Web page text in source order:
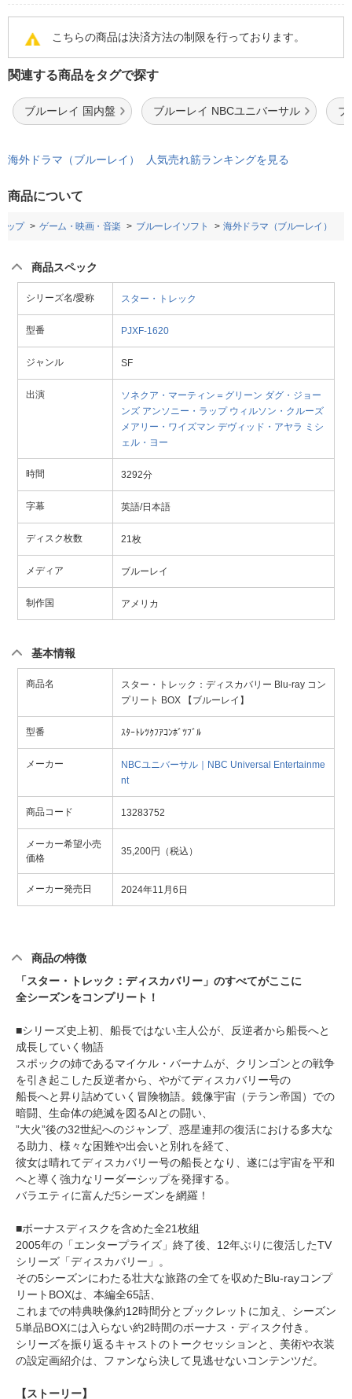
こちらの商品は決済方法の制限を行っております。
関連する商品をタグで探す
ブルーレイ 国内盤 ブルーレイ NBCユニバーサル ブ
海外ドラマ（ブルーレイ） 人気売れ筋ランキングを見る
商品について
ップ ゲーム・映画・音楽 ブルーレイソフト 海外ドラマ（ブルーレイ）
商品スペック
シリーズ名/愛称 スター・トレック
型番 PJXF-1620
ジャンル SF
出演 ソネクア・マーティン＝グリーン ダグ・ジョー
ンズ アンソニー・ラップ ウィルソン・クルーズ
メアリー・ワイズマン デヴィッド・アヤラ ミシ
ェル・ヨー
時間 3292分
字幕 英語/日本語
ディスク枚数 21枚
メディア ブルーレイ
制作国 アメリカ
基本情報
商品名
スター・トレック：ディスカバリー Blu-ray コン
プリート BOX 【ブルーレイ】
型番 ｽﾀｰﾄﾚﾂｸﾌｱｺﾝﾎﾞﾂﾌﾞﾙ
メーカー
NBCユニバーサル｜NBC Universal Entertainme
nt
商品コード 13283752
メーカー希望小売
価格
35,200円（税込）
メーカー発売日 2024年11月6日
商品の特徴
「スター・トレック：ディスカバリー」のすべてがここに
全シーズンをコンプリート！
■シリーズ史上初、船長ではない主人公が、反逆者から船長へと
成長していく物語
スポックの姉であるマイケル・バーナムが、クリンゴンとの戦争
を引き起こした反逆者から、やがてディスカバリー号の
船長へと昇り詰めていく冒険物語。鏡像宇宙（テラン帝国）での
暗闘、生命体の絶滅を図るAIとの闘い、
”大火”後の32世紀へのジャンプ、惑星連邦の復活における多大な
る助力、様々な困難や出会いと別れを経て、
彼女は晴れてディスカバリー号の船長となり、遂には宇宙を平和
へと導く強力なリーダーシップを発揮する。
バラエティに富んだ5シーズンを網羅！
■ボーナスディスクを含めた全21枚組
2005年の「エンタープライズ」終了後、12年ぶりに復活したTV
シリーズ「ディスカバリー」。
その5シーズンにわたる壮大な旅路の全てを収めたBlu-rayコンプ
リートBOXは、本編全65話、
これまでの特典映像約12時間分とブックレットに加え、シーズン
5単品BOXには入らない約2時間のボーナス・ディスク付き。
シリーズを振り返るキャストのトークセッションと、美術や衣装
の設定画紹介は、ファンなら決して見逃せないコンテンツだ。
【ストーリー】